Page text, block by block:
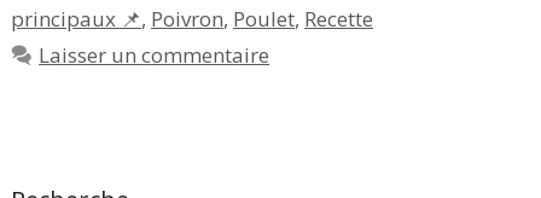
principaux 📌, Poivron, Poulet, Recette
Laisser un commentaire